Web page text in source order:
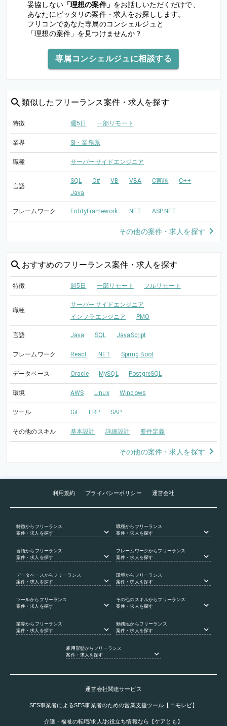
妥協しない「理想の案件」 をお話しいただくだけで、
あなたにピッタリの案件・求人をお探しします。
フリコンであなた専属のコンシェルジュと
「理想の案件」を見つけませんか？
専属コンシェルジュに相談する
類似した フリーランス案件・求人を探す
特徴 週5日 一部リモート
業界 SI・業務系
職種 サーバーサイドエンジニア
言語
SQL C# VB VBA C言語
C++
Java
フレームワーク EntityFramework .NET ASP.NET
その他の案件・求人を探す
おすすめのフリーランス案件・求人を探す
特徴 週5日 一部リモート フルリモート
職種
サーバーサイドエンジニア
インフラエンジニア
PMO
言語 Java SQL JavaScript
フレームワーク React .NET Spring Boot
データベース Oracle MySQL PostgreSQL
環境 AWS Linux Windows
ツール Git ERP SAP
その他のスキル 基本設計 詳細設計 要件定義
その他の案件・求人を探す
利用規約 プライバシーポリシー 運営会社
特徴からフリーランス
案件・求人を探す
職種からフリーランス
案件・求人を探す
言語からフリーランス
案件・求人を探す
フレームワークからフリーランス
案件・求人を探す
データベース からフリーランス
案件・求人を探す
環境からフリーランス
案件・求人を探す
ツールからフリーランス
案件・求人を探す
その他のスキルからフリーランス
案件・求人を探す
業界からフリーランス
案件・求人を探す
勤務地からフリーランス
案件・求人を探す
雇用形態からフリーランス
案件・求人を探す
運営会社関連サービス
SES事業者によるSES事業者のための営業支援ツール【コモレビ】
介護・福祉の転職/求人/お役立ち情報なら【ケアとも】